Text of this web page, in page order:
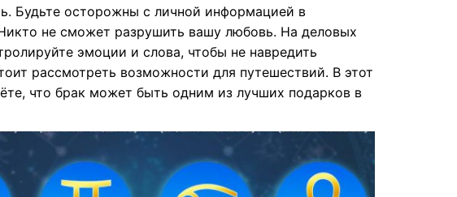
Будьте осторожны с личной информацией в
не сможет разрушить вашу любовь. На деловых
эмоции и слова, чтобы не навредить
рассмотреть возможности для путешествий. В этот
что брак может быть одним из лучших подарков в